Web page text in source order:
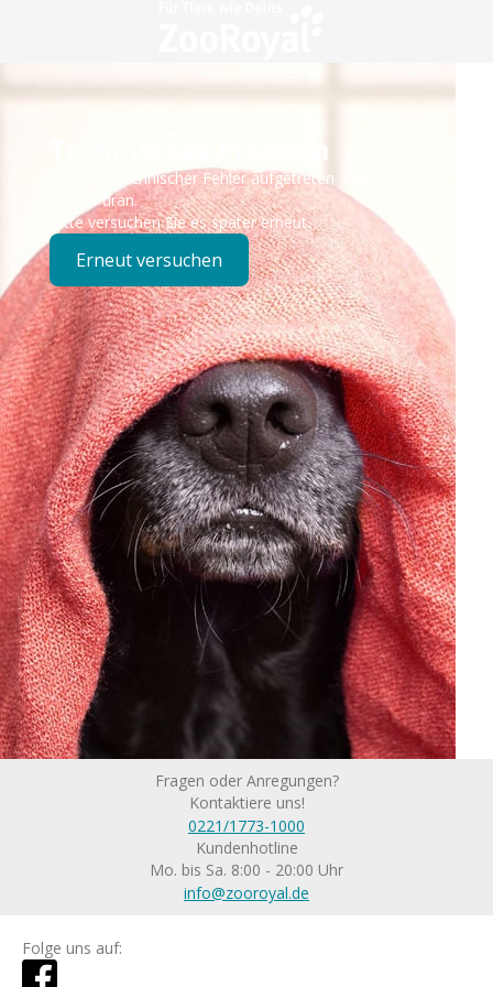
Technisches Problem
Es ist ein technischer Fehler aufgetreten – wir sind
bereits dran.
Bitte versuchen Sie es später erneut.
Erneut versuchen
Fragen oder Anregungen?
Kontaktiere uns!
0221/1773-1000
Kundenhotline
Mo. bis Sa. 8:00 - 20:00 Uhr
info@zooroyal.de
Folge uns auf: